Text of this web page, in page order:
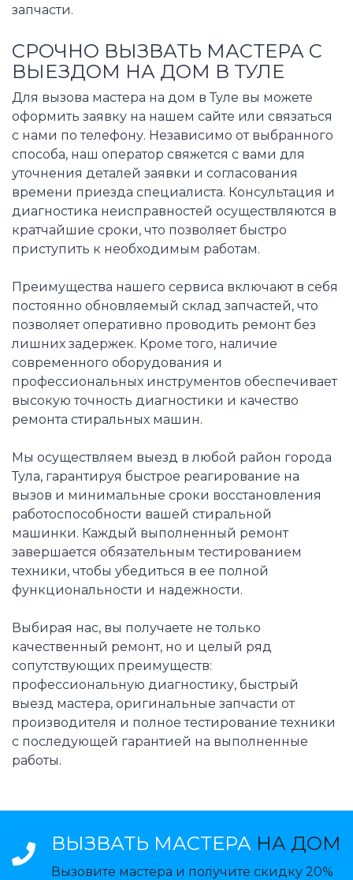
запчасти.
СРОЧНО ВЫЗВАТЬ МАСТЕРА С
ВЫЕЗДОМ НА ДОМ В ТУЛЕ
Для вызова мастера на дом в Туле вы можете
оформить заявку на нашем сайте или связаться
с нами по телефону. Независимо от выбранного
способа, наш оператор свяжется с вами для
уточнения деталей заявки и согласования
времени приезда специалиста. Консультация и
диагностика неисправностей осуществляются в
кратчайшие сроки, что позволяет быстро
приступить к необходимым работам.
Преимущества нашего сервиса включают в себя
постоянно обновляемый склад запчастей, что
позволяет оперативно проводить ремонт без
лишних задержек. Кроме того, наличие
современного оборудования и
профессиональных инструментов обеспечивает
высокую точность диагностики и качество
ремонта стиральных машин.
Мы осуществляем выезд в любой район города
Тула, гарантируя быстрое реагирование на
вызов и минимальные сроки восстановления
работоспособности вашей стиральной
машинки. Каждый выполненный ремонт
завершается обязательным тестированием
техники, чтобы убедиться в ее полной
функциональности и надежности.
Выбирая нас, вы получаете не только
качественный ремонт, но и целый ряд
сопутствующих преимуществ:
профессиональную диагностику, быстрый
выезд мастера, оригинальные запчасти от
производителя и полное тестирование техники
с последующей гарантией на выполненные
работы.
ВЫЗВАТЬ МАСТЕРА НА ДОМ
Вызовите мастера и получите скидку 20%